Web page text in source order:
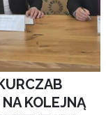
KOLEJNĄ